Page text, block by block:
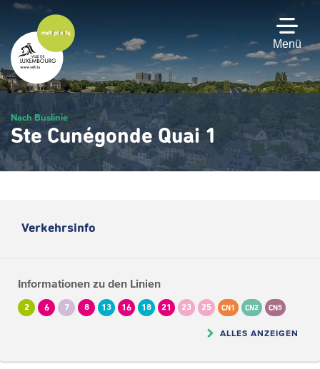
Zum
Hauptinhalt
gehen
Menü
Nach Buslinie
Ste Cunégonde Quai 1
Verkehrsinfo
Informationen zu den Linien
2 6 7 8 13 16 18 21 23 25 CN1 CN2 CN5
ALLES ANZEIGEN